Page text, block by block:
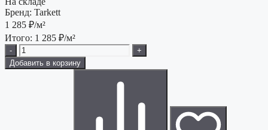
Бренд: Tarkett
1 285 ₽/м²
Итого: 1 285 ₽/м²
-
+
Добавить в корзину